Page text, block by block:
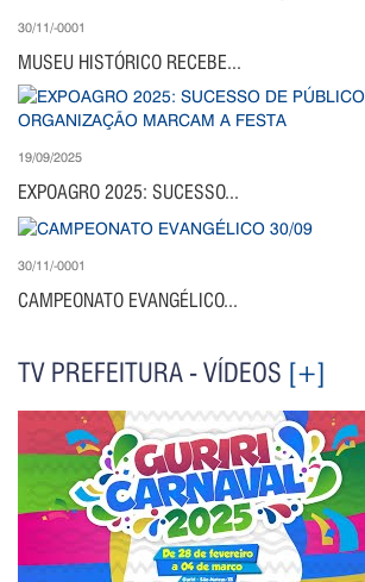
30/11/-0001
MUSEU HISTÓRICO RECEBE...
19/09/2025
EXPOAGRO 2025: SUCESSO...
30/11/-0001
CAMPEONATO EVANGÉLICO...
TV PREFEITURA - VÍDEOS [+]